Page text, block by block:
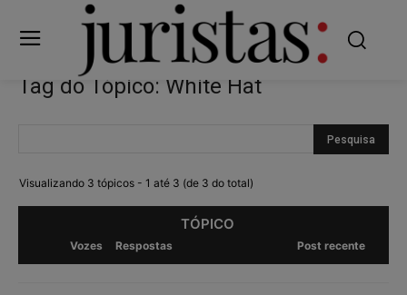
Tag do Tópico: White Hat
Visualizando 3 tópicos - 1 até 3 (de 3 do total)
TÓPICO
Vozes Respostas Post recente